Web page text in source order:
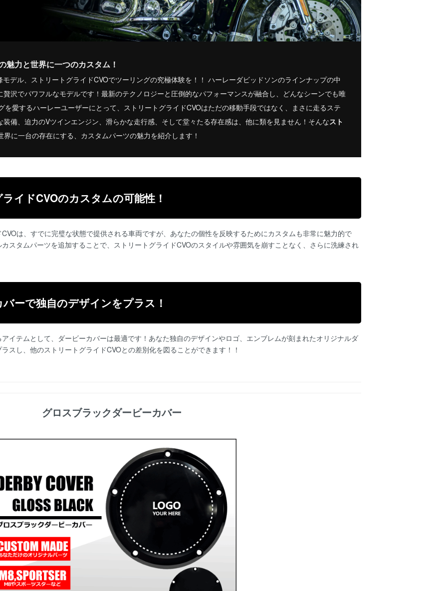
魅力と世界に一つのカスタム！
デル、ストリートグライドCVOでツーリングの究極体験を！！ ハーレーダビッドソンのラインナップの中
沢でパワフルなモデルです！最新のテクノロジーと圧倒的なパフォーマンスが融合し、どんなシーンでも唯
愛するハーレーユーザーにとって、ストリートグライドCVOはただの移動手段ではなく、まさに走るステ
備、迫力のVツインエンジン、滑らかな走行感、そして堂々たる存在感は、他に類を見ません！そんなスト
界に一台の存在にする、カスタムパーツの魅力を紹介します！
イドCVOのカスタムの可能性！
は、すでに完璧な状態で提供される車両ですが、あなたの個性を反映するためにカスタムも非常に魅力的で
スタムパーツを追加することで、ストリートグライドCVOのスタイルや雰囲気を崩すことなく、さらに洗練され
ーで独自のデザインをプラス！
イテムとして、ダービーカバーは最適です！あなた独自のデザインやロゴ、エンブレムが刻まれたオリジナルダ
スし、他のストリートグライドCVOとの差別化を図ることができます！！
グロスブラックダービーカバー